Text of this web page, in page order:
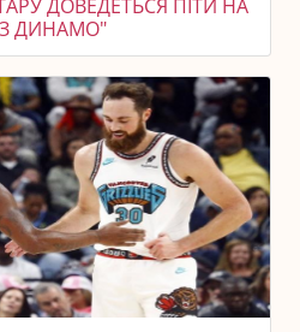
ДОВЕДЕТЬСЯ ПІТИ НА
ДИНАМО"